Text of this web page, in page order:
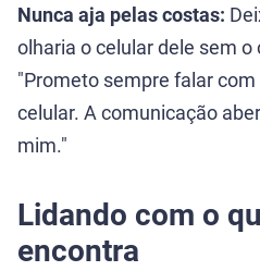
Nunca aja pelas costas:
olharia o celular dele sem
"Prometo sempre falar
celular. A comunicação
mim."
Lidando com o
encontra